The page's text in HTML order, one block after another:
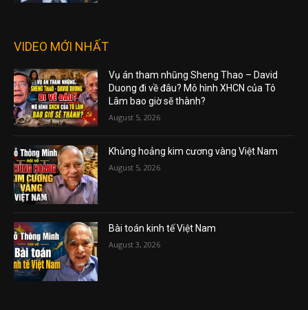
VIDEO MỚI NHẤT
Vụ án tham nhũng Sheng Thao – David
Duong đi về đâu? Mô hình XHCN của Tô
Lâm bao giờ sẽ thành?
August 5, 2026
Khủng hoảng kim cương vàng Việt Nam
August 5, 2026
Bài toán kinh tế Việt Nam
August 3, 2026